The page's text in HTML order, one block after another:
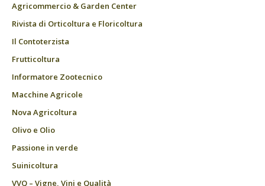
Agricommercio & Garden Center
Rivista di Orticoltura e Floricoltura
Il Contoterzista
Frutticoltura
Informatore Zootecnico
Macchine Agricole
Nova Agricoltura
Olivo e Olio
Passione in verde
Suinicoltura
VVQ – Vigne, Vini e Qualità